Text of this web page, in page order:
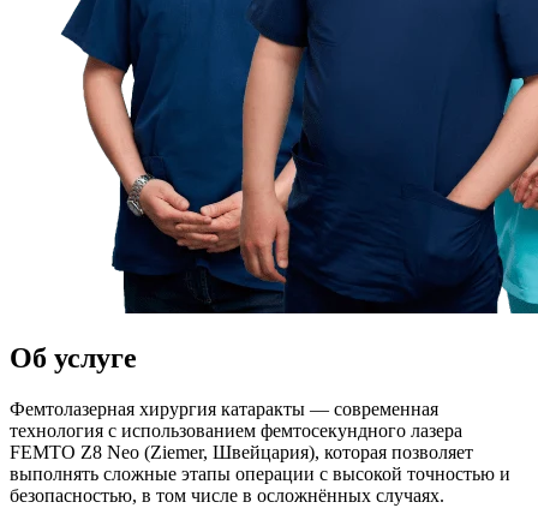
Об услуге
Фемтолазерная хирургия катаракты — современная
технология с использованием фемтосекундного лазера
FEMTO Z8 Neo (Ziemer, Швейцария), которая позволяет
выполнять сложные этапы операции с высокой точностью и
безопасностью, в том числе в осложнённых случаях.